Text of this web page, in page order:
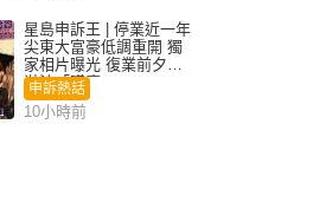
星島申訴王 | 停業近一年
尖東大富豪低調重開 獨
家相片曝光 復業前夕被
淋油「贈慶」
申訴熱話
10小時前